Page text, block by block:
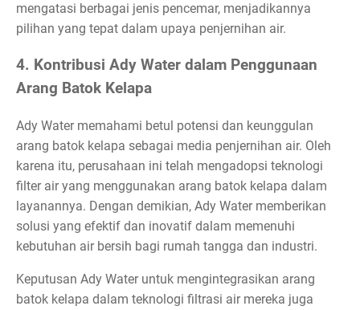
mengatasi berbagai jenis pencemar, menjadikannya
pilihan yang tepat dalam upaya penjernihan air.
4. Kontribusi Ady Water dalam Penggunaan
Arang Batok Kelapa
Ady Water memahami betul potensi dan keunggulan
arang batok kelapa sebagai media penjernihan air. Oleh
karena itu, perusahaan ini telah mengadopsi teknologi
filter air yang menggunakan arang batok kelapa dalam
layanannya. Dengan demikian, Ady Water memberikan
solusi yang efektif dan inovatif dalam memenuhi
kebutuhan air bersih bagi rumah tangga dan industri.
Keputusan Ady Water untuk mengintegrasikan arang
batok kelapa dalam teknologi filtrasi air mereka juga